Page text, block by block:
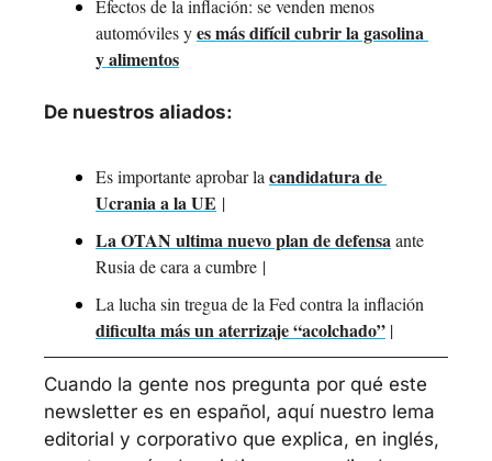
Efectos de la inflación: se venden menos
automóviles y es más difícil cubrir la gasolina
y alimentos
De nuestros aliados:
Es importante aprobar la candidatura de
Ucrania a la UE |
La OTAN ultima nuevo plan de defensa ante
Rusia de cara a cumbre |
dificulta más un aterrizaje “acolchado” |
Cuando la gente nos pregunta por qué este
newsletter es en español, aquí nuestro lema
editorial y corporativo que explica, en inglés,